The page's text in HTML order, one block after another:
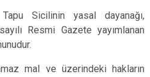
Honaz
Kale
Sarayköy
Serinhisar
Sicilinin yasal dayanağı,
Resmi Gazete yayımlanan
ve üzerindeki hakların